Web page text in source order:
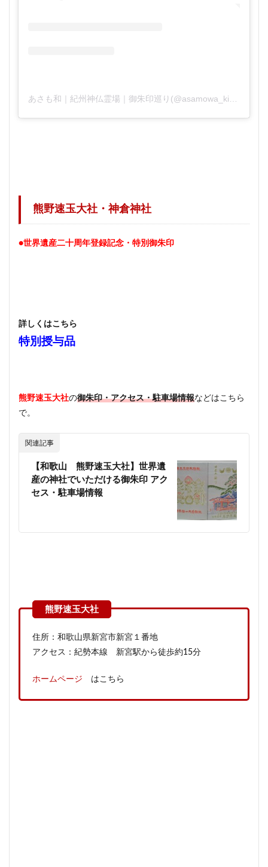
熊野速玉大社・神倉神社
●世界遺産二十周年登録記念・特別御朱印
詳しくはこちら
特別授与品
熊野速玉大社の御朱印・アクセス・駐車場情報などはこちら
で。
関連記事
【和歌山 熊野速玉大社】世界遺
産の神社でいただける御朱印 アク
セス・駐車場情報
住所：和歌山県新宮市新宮１番地
アクセス：紀勢本線 新宮駅から徒歩約15分
ホームページ はこちら